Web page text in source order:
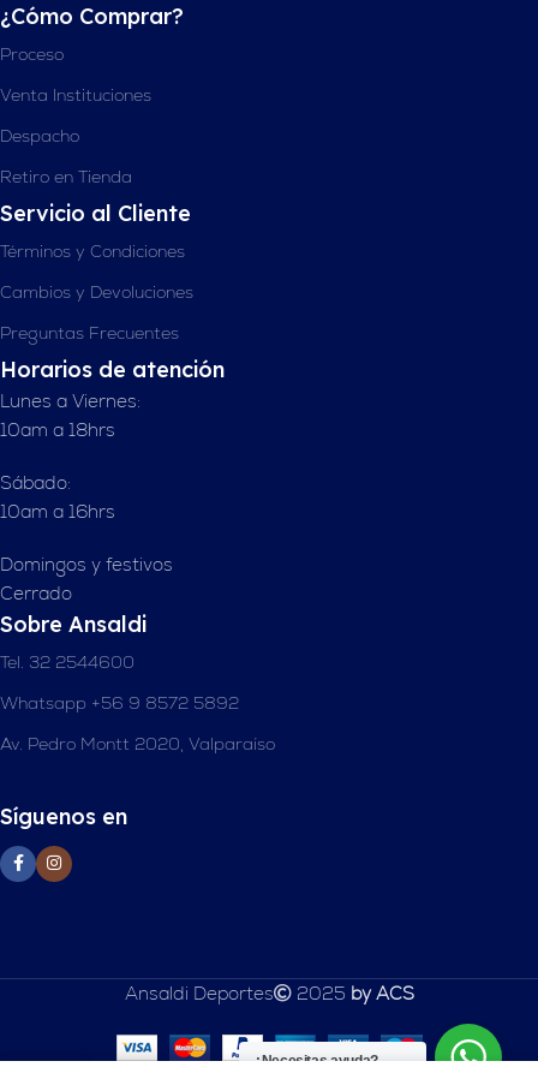
¿Cómo Comprar?
Proceso
Venta Instituciones
Despacho
Retiro en Tienda
Servicio al Cliente
Términos y Condiciones
Cambios y Devoluciones
Preguntas Frecuentes
Horarios de atención
Lunes a Viernes:
10am a 18hrs
Sábado:
10am a 16hrs
Domingos y festivos
Cerrado
Sobre Ansaldi
Tel. 32 2544600
Whatsapp +56 9 8572 5892
Av. Pedro Montt 2020, Valparaíso
Síguenos en
Ansaldi Deportes 2025 by ACS
¿Necesitas ayuda?